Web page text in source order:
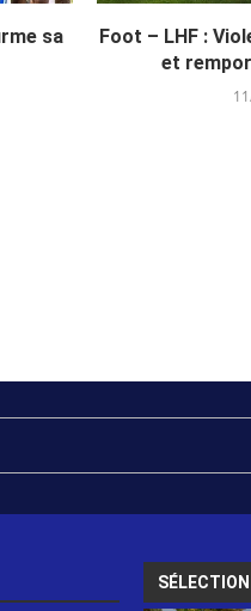
sa
Foot – LHF :
et